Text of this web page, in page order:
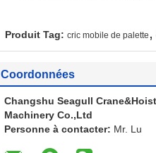
Produit Tag: cric mobile de palette ,
Coordonnées
Changshu Seagull Crane&Hoist
Machinery Co.,Ltd
Personne à contacter: Mr. Lu